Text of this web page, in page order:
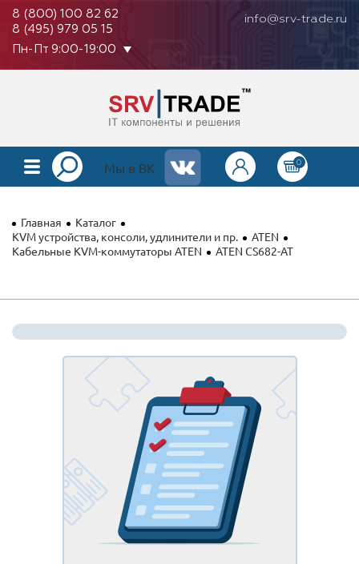
8 (800) 100 82 62
8 (495) 979 05 15
info@srv-trade.ru
Пн-Пт 9:00-19:00
КАТАЛОГ
ОПЛАТА
КОНТАКТЫ
Мы в ВК 0
Главная
Каталог
KVM устройства, консоли, удлинители и пр.
ATEN
Кабельные KVM-коммутаторы ATEN
ATEN CS682-AT